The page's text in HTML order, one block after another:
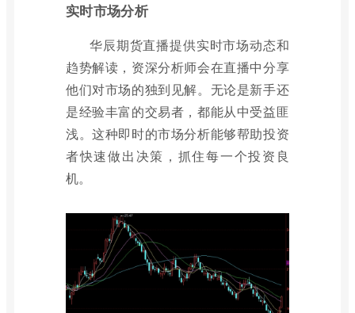
实时市场分析
华辰期货直播提供实时市场动态和
趋势解读，资深分析师会在直播中分享
他们对市场的独到见解。无论是新手还
是经验丰富的交易者，都能从中受益匪
浅。这种即时的市场分析能够帮助投资
者快速做出决策，抓住每一个投资良
机。